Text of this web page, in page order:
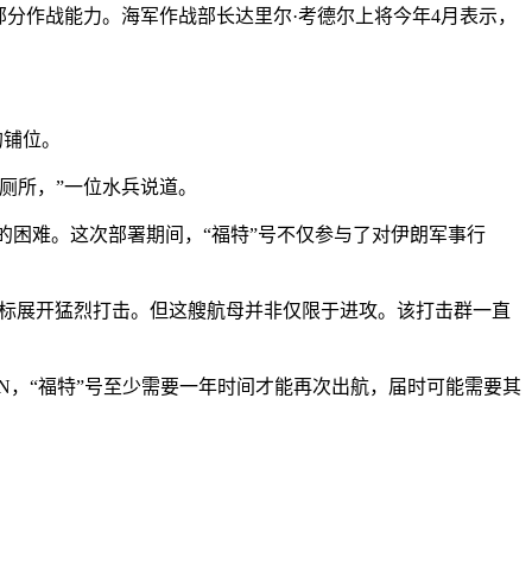
战能力。海军作战部长达里尔·考德尔上将今年4月表示，
位。
，”一位水兵说道。
难。这次部署期间，“福特”号不仅参与了对伊朗军事行
开猛烈打击。但这艘航母并非仅限于进攻。该打击群一直
“福特”号至少需要一年时间才能再次出航，届时可能需要其